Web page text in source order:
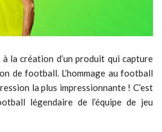
à la création d’un produit qui capture
de football. L’hommage au football
la plus impressionnante ! C’est
légendaire de l’équipe de jeu